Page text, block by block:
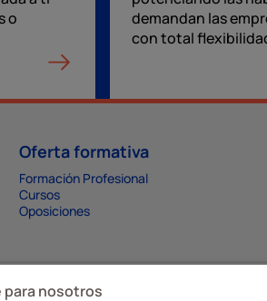
o
demandan las
con total
Oferta formativa
Formación Profesional
Cursos
Oposiciones
para nosotros